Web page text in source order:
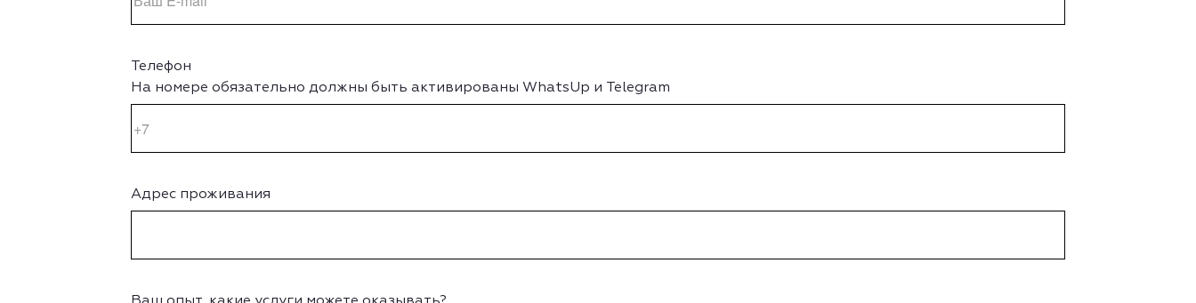
Телефон
На номере обязательно должны быть активированы WhatsUp и Telegram
Адрес проживания